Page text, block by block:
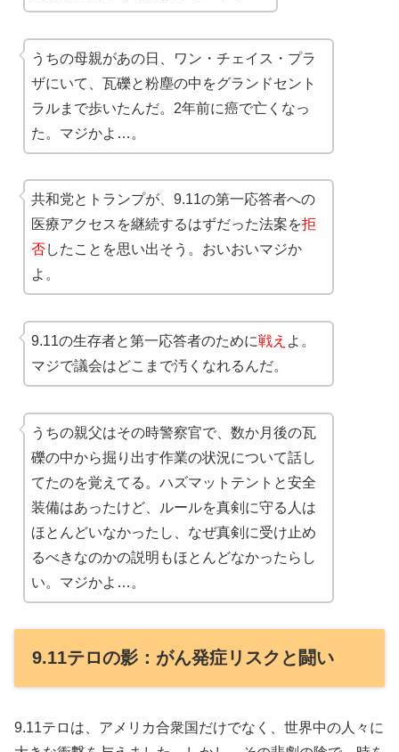
うちの母親があの日、ワン・チェイス・プラ
ザにいて、瓦礫と粉塵の中をグランドセント
ラルまで歩いたんだ。2年前に癌で亡くなっ
た。マジかよ…。
共和党とトランプが、9.11の第一応答者への
医療アクセスを継続するはずだった法案を拒
否したことを思い出そう。おいおいマジか
よ。
9.11の生存者と第一応答者のために戦え よ。
マジで議会はどこまで汚くなれるんだ。
うちの親父はその時警察官で、数か月後の瓦
礫の中から掘り出す作業の状況について話し
てたのを覚えてる。ハズマットテントと安全
装備はあったけど、ルールを真剣に守る人は
ほとんどいなかったし、なぜ真剣に受け止め
るべきなのかの説明もほとんどなかったらし
い。マジかよ…。
9.11テロの影：がん発症リスクと闘い
9.11テロは、アメリカ合衆国だけでなく、世界中の人々に